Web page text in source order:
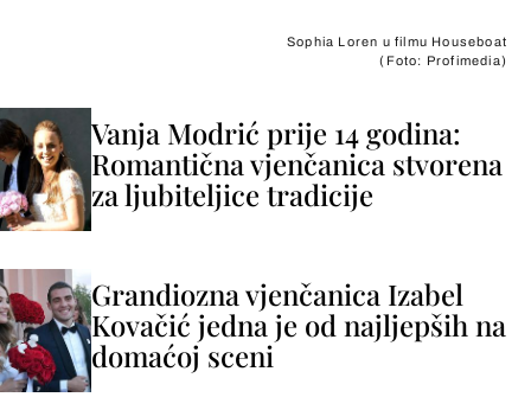
Sophia Loren u filmu Houseboat
(Foto: Profimedia)
Vanja Modrić prije 14 godina:
Romantična vjenčanica stvorena
za ljubiteljice tradicije
Grandiozna vjenčanica Izabel
Kovačić jedna je od najljepših na
domaćoj sceni